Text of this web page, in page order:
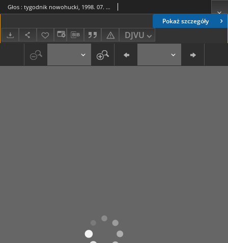
Pokaż szczegóły
DJVU
Głos : tygodnik nowohucki, 1998. 07. 03, nr 27